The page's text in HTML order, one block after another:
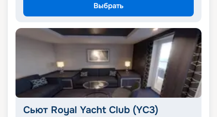
Выбрать
Сьют Royal Yacht Club (YC3)